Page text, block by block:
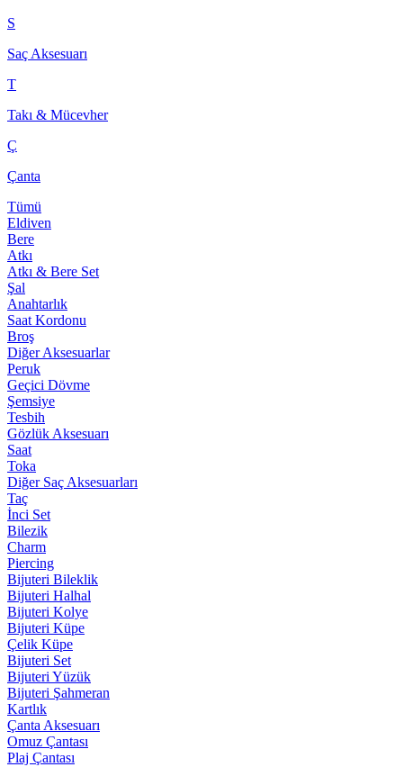
S
Saç Aksesuarı
T
Takı & Mücevher
Ç
Çanta
Tümü
Eldiven
Bere
Atkı
Atkı & Bere Set
Şal
Anahtarlık
Saat Kordonu
Broş
Diğer Aksesuarlar
Peruk
Geçici Dövme
Şemsiye
Tesbih
Gözlük Aksesuarı
Saat
Toka
Diğer Saç Aksesuarları
Taç
İnci Set
Bilezik
Charm
Piercing
Bijuteri Bileklik
Bijuteri Halhal
Bijuteri Kolye
Bijuteri Küpe
Çelik Küpe
Bijuteri Set
Bijuteri Yüzük
Bijuteri Şahmeran
Kartlık
Çanta Aksesuarı
Omuz Çantası
Plaj Çantası